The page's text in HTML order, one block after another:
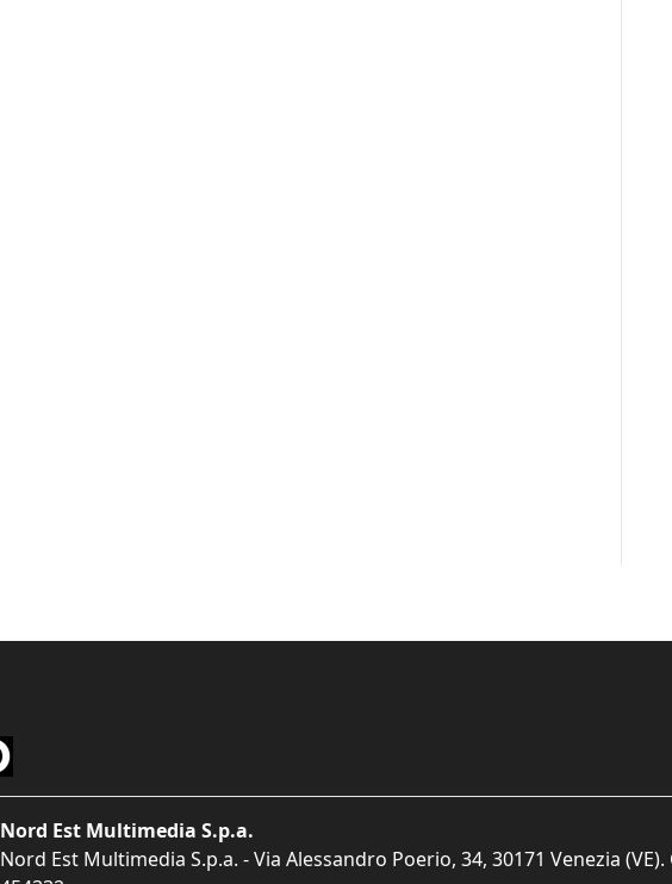
Nord Est Multimedia S.p.a.
Nord Est Multimedia S.p.a. - Via Alessandro Poerio, 34, 30171 Venezia (VE).